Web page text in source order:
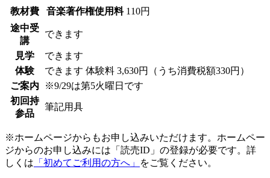
教材費
音楽著作権使用料 110円
途中受
講
できます
見学
できます
体験
できます 体験料 3,630円（うち消費税額330円）
ご案内
※9/29は第5火曜日です
初回持
参品
筆記用具
※ホームページからもお申し込みいただけます。ホームペー
ジからのお申し込みには「読売ID」の登録が必要です。詳
しくは 「初めてご利用の方へ」 をご覧ください。